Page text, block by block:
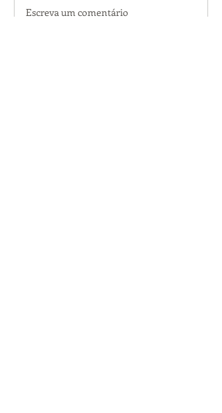
Escreva um comentário